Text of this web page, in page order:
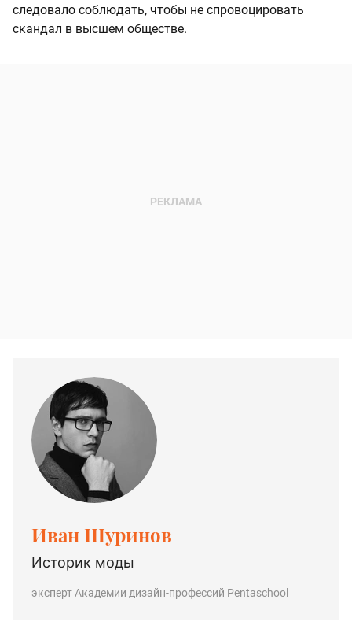
следовало соблюдать, чтобы не спровоцировать
скандал в высшем обществе.
Иван Шуринов
Историк моды
эксперт Академии дизайн-профессий Pentaschool